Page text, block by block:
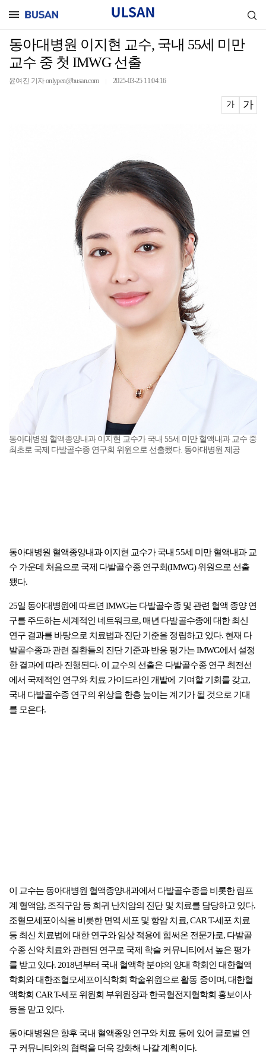
동아대병원 이지현 교수, 국내 55세 미만
교수 중 첫 IMWG 선출
윤여진 기자 onlypen@busan.com 2025-03-25 11:04:16
가 가
동아대병원 혈액종양내과 이지현 교수가 국내 55세 미만 혈액내과 교수 중
최초로 국제 다발골수종 연구회 위원으로 선출됐다. 동아대병원 제공
동아대병원 혈액종양내과 이지현 교수가 국내 55세 미만 혈액내과 교
수 가운데 처음으로 국제 다발골수종 연구회(IMWG) 위원으로 선출
됐다.
25일 동아대병원에 따르면 IMWG는 다발골수종 및 관련 혈액 종양 연
구를 주도하는 세계적인 네트워크로, 매년 다발골수종에 대한 최신
연구 결과를 바탕으로 치료법과 진단 기준을 정립하고 있다. 현재 다
발골수종과 관련 질환들의 진단 기준과 반응 평가는 IMWG에서 설정
한 결과에 따라 진행된다. 이 교수의 선출은 다발골수종 연구 최전선
에서 국제적인 연구와 치료 가이드라인 개발에 기여할 기회를 갖고,
국내 다발골수종 연구의 위상을 한층 높이는 계기가 될 것으로 기대
를 모은다.
이 교수는 동아대병원 혈액종양내과에서 다발골수종을 비롯한 림프
계 혈액암, 조직구암 등 희귀 난치암의 진단 및 치료를 담당하고 있다.
조혈모세포이식을 비롯한 면역 세포 및 항암 치료, CAR T-세포 치료
등 최신 치료법에 대한 연구와 임상 적용에 힘써온 전문가로, 다발골
수종 신약 치료와 관련된 연구로 국제 학술 커뮤니티에서 높은 평가
를 받고 있다. 2018년부터 국내 혈액학 분야의 양대 학회인 대한혈액
학회와 대한조혈모세포이식학회 학술위원으로 활동 중이며, 대한혈
액학회 CAR T-세포 위원회 부위원장과 한국혈전지혈학회 홍보이사
등을 맡고 있다.
동아대병원은 향후 국내 혈액종양 연구와 치료 등에 있어 글로벌 연
구 커뮤니티와의 협력을 더욱 강화해 나갈 계획이다.